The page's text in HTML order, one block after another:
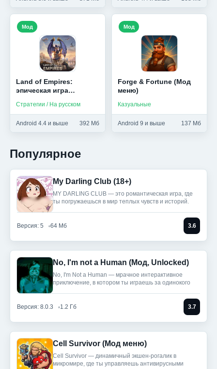
Land of Empires:
эпическая игра
Скорость)
Стратегии / На русском
Android 4.4 и выше 392 Мб
Мод
Forge & Fortune (Мод
меню)
Казуальные
Android 9 и выше 137 Мб
Мод
Популярное
My Darling Club (18+)
MY DARLING CLUB — это романтическая игра, где
ты погружаешься в мир теплых чувств и историй.
Версия: 5 64 Мб 3.6
No, I'm not a Human (Мод, Unlocked)
No, I'm Not a Human — мрачное интерактивное
приключение, в котором ты играешь за одинокого
Версия: 8.0.3 1.2 Гб 3.7
Cell Survivor (Мод меню)
Cell Survivor — динамичный экшен-рогалик в
микромире, где ты управляешь антивирусными